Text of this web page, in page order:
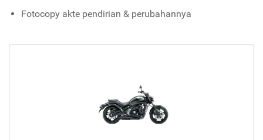
Fotocopy akte pendirian & perubahannya